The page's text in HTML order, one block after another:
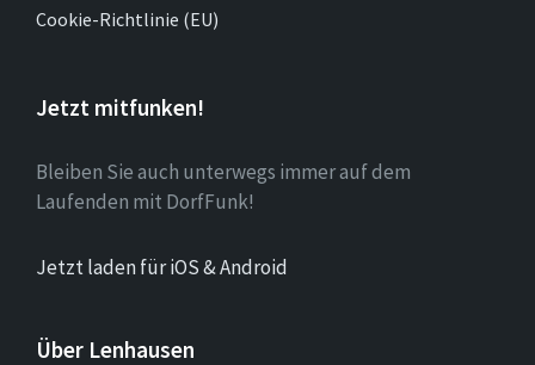
Cookie-Richtlinie (EU)
Jetzt mitfunken!
Bleiben Sie auch unterwegs immer auf dem
Laufenden mit DorfFunk!
Jetzt laden für iOS & Android
Über Lenhausen